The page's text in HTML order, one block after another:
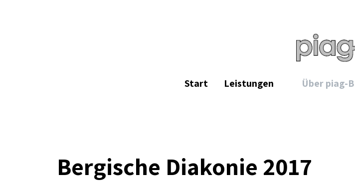
Start Leistungen Über piag-B
Bergische Diakonie 2017